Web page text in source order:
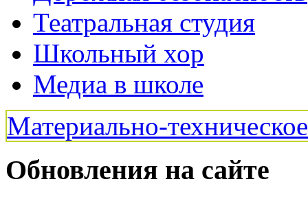
Театральная студия
Школьный хор
Медиа в школе
Материально-
Обновления на сайте